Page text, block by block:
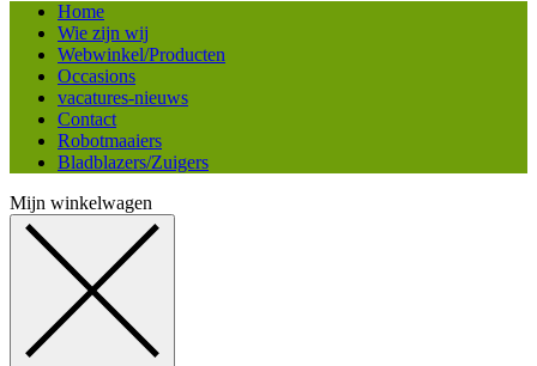
Home
Wie zijn wij
Webwinkel/Producten
Occasions
vacatures-nieuws
Contact
Robotmaaiers
Bladblazers/Zuigers
Mijn winkelwagen